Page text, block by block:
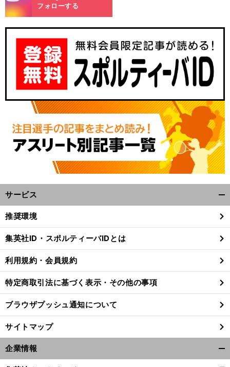
・
」
。
m
フォローする
サービス
閉
る
推奨環境
集英社ID・スポルティーバIDとは
利用規約・会員規約
特定商取引法に基づく表示・その他の事項
ブラウザプッシュ通知について
サイトマップ
企業情報